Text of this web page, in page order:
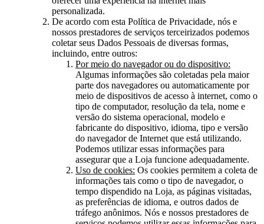
personalizada.
De acordo com esta Política de Privacidade, nós e
nossos prestadores de serviços terceirizados podemos
coletar seus Dados Pessoais de diversas formas,
incluindo, entre outros:
Por meio do navegador ou do dispositivo:
Algumas informações são coletadas pela maior
parte dos navegadores ou automaticamente por
meio de dispositivos de acesso à internet, como o
tipo de computador, resolução da tela, nome e
versão do sistema operacional, modelo e
fabricante do dispositivo, idioma, tipo e versão
do navegador de Internet que está utilizando.
Podemos utilizar essas informações para
assegurar que a Loja funcione adequadamente.
Uso de cookies: Os cookies permitem a coleta de
informações tais como o tipo de navegador, o
tempo dispendido na Loja, as páginas visitadas,
as preferências de idioma, e outros dados de
tráfego anônimos. Nós e nossos prestadores de